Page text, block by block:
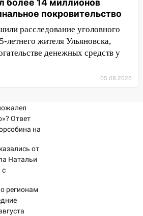
Рябикова автомобиль
бензин в Ульяновске
список АЗС
В Ульяновской области
черный коршун
спасатели помогли
на улице
районе украли два
более 14 миллионов
покровительство
расследование уголовного
летнего жителя Ульяновска,
денежных средств у
05.08.2026
Ответ
на
от
Натальи
с
регионам